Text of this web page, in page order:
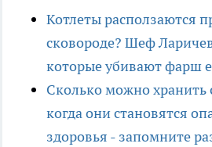
Котлеты расползаются
сковороде? Шеф
которые убивают фарш
Сколько можно хранить
когда они становятся
здоровья - запомните